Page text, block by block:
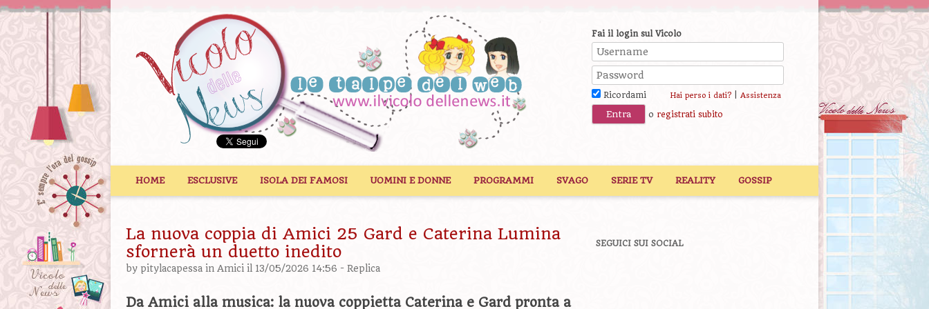
Fai il login sul Vicolo
Ricordami Hai perso i dati?| Assistenza
o registrati subito
HOME ESCLUSIVE ISOLA DEI FAMOSI UOMINI E DONNE PROGRAMMI SVAGO SERIE TV REALITY GOSSIP
La nuova coppia di Amici 25 Gard e Caterina Lumina
sfornerà un duetto inedito
by pitylacapessa in Amici il 13/05/2026 14:56 - Replica
Da Amici alla musica: la nuova coppietta Caterina e Gard pronta a
SEGUICI SUI SOCIAL